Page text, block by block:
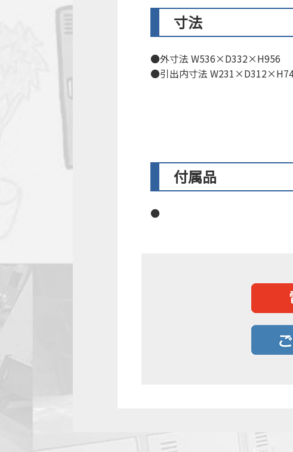
寸法
外寸法 W536×D332×H956
引出内寸法
付属品